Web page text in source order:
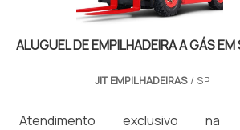
ALUGUEL DE EMPILHADEIRA A GÁS EM
JIT EMPILHADEIRAS / SP
Atendimento exclusivo na